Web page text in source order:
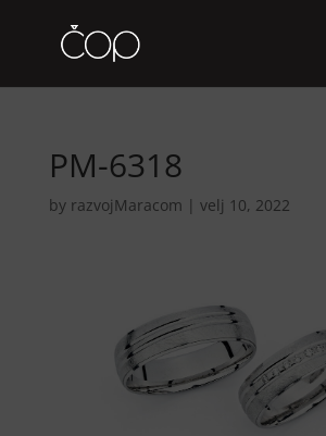
PM-6318
by razvojMaracom | velj 10, 2022